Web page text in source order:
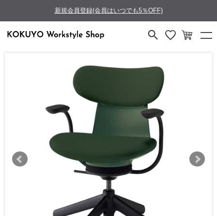
新規会員登録(会員はいつでも5％OFF)